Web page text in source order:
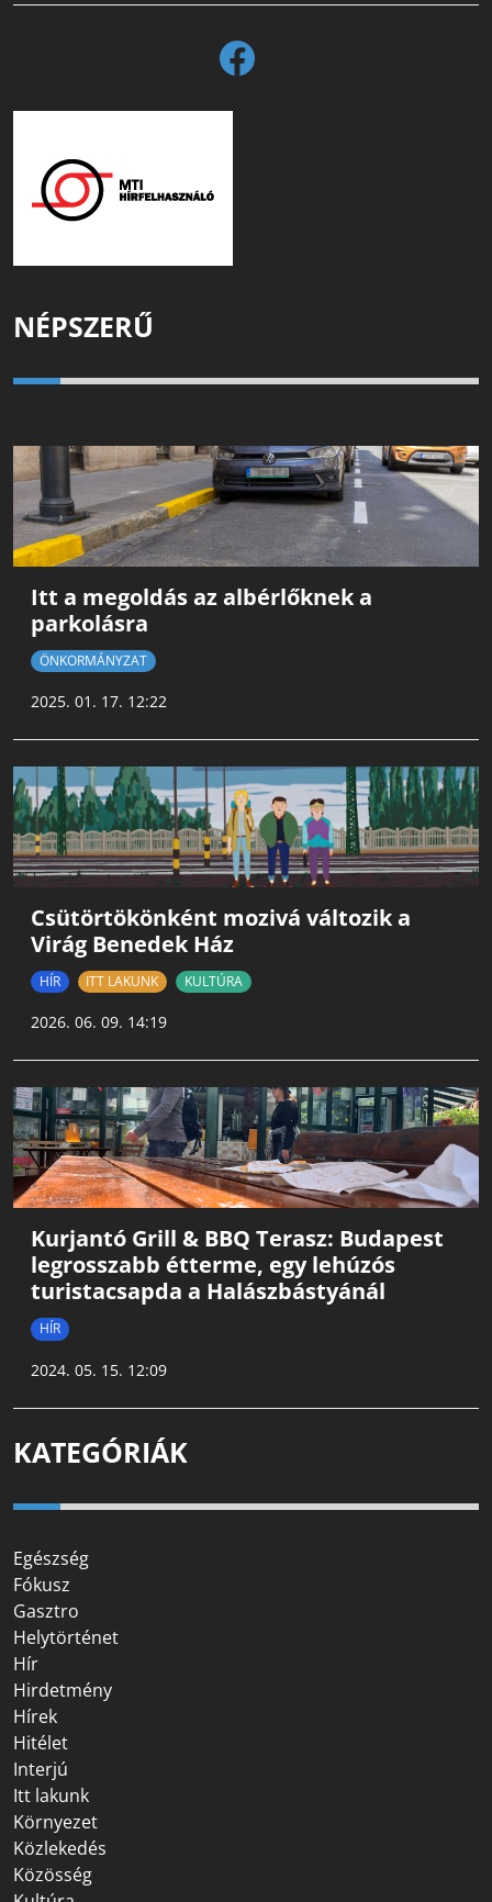
NÉPSZERŰ
Itt a megoldás az albérlőknek a
parkolásra
ÖNKORMÁNYZAT
2025. 01. 17. 12:22
Csütörtökönként mozivá változik a
Virág Benedek Ház
HÍR ITT LAKUNK KULTÚRA
2026. 06. 09. 14:19
Kurjantó Grill & BBQ Terasz: Budapest
legrosszabb étterme, egy lehúzós
turistacsapda a Halászbástyánál
HÍR
2024. 05. 15. 12:09
KATEGÓRIÁK
Egészség
Fókusz
Gasztro
Helytörténet
Hír
Hirdetmény
Hírek
Hitélet
Interjú
Itt lakunk
Környezet
Közlekedés
Közösség